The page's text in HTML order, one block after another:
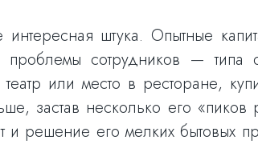
штука. Опытные
проблемы сотрудников — типа
театр или место в ресторане,
застав несколько его
решение его мелких бытовых